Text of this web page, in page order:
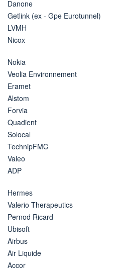
Danone
Getlink (ex - Gpe Eurotunnel)
LVMH
Nicox
Nokia
Veolia Environnement
Eramet
Alstom
Forvia
Quadient
Solocal
TechnipFMC
Valeo
ADP
Hermes
Valerio Therapeutics
Pernod Ricard
Ubisoft
Airbus
Air Liquide
Accor